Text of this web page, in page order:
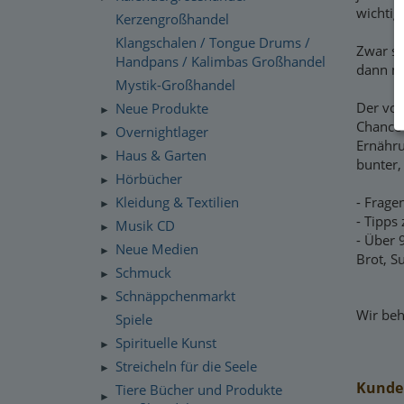
Kerzengroßhandel
Klangschalen / Tongue Drums /
Handpans / Kalimbas Großhandel
Mystik-Großhandel
► Neue Produkte
► Overnightlager
► Haus & Garten
► Hörbücher
► Kleidung & Textilien
► Musik CD
► Neue Medien
► Schmuck
►
Schnäppchenmarkt
Spiele
► Spirituelle Kunst
► Streicheln für die Seele
►
Tiere Bücher und Produkte
Zwar
dann
Der
-
- Tipps
- Über
Brot,
Wir